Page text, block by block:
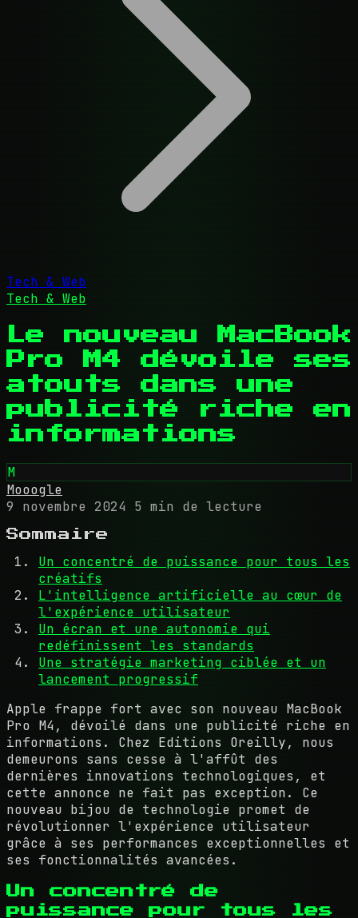
Tech & Web
Tech & Web
Le nouveau MacBook
Pro M4 dévoile ses
atouts dans une
publicité riche en
informations
M
Mooogle
9 novembre 2024 5 min de lecture
Sommaire
Un concentré de puissance pour tous les
créatifs
L'intelligence artificielle au cœur de
l'expérience utilisateur
Un écran et une autonomie qui
redéfinissent les standards
Une stratégie marketing ciblée et un
lancement progressif
Apple frappe fort avec son nouveau MacBook
Pro M4, dévoilé dans une publicité riche en
informations. Chez Editions Oreilly, nous
demeurons sans cesse à l'affût des
dernières innovations technologiques, et
cette annonce ne fait pas exception. Ce
nouveau bijou de technologie promet de
révolutionner l'expérience utilisateur
grâce à ses performances exceptionnelles et
ses fonctionnalités avancées.
Un concentré de
puissance pour tous les